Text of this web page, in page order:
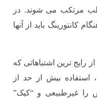
مرتکب می شوند. در
کانتورینگ باید از آنها
رایج ترین اشتباهاتی که
استفاده بیش از حد از
را غیرطبیعی و “کیک”